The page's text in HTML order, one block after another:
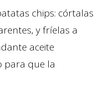
chips: córtalas
y fríelas a
aceite
para que la